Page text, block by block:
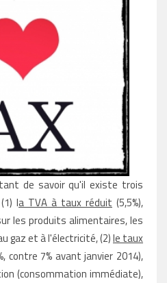
de savoir qu'il existe trois
la TVA à taux réduit (5,5%),
les produits alimentaires,les
gaz et à l'électricité, (2)le taux
contre 7% avant janvier 2014),
(consommation immédiate),